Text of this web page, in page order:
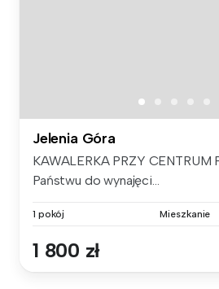
Jelenia Góra
KAWALERKA PRZY CENTRUM
Państwu do wynajęci...
1 pokój Mieszkanie
1 800 zł